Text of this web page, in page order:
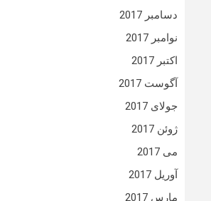
دسامبر 2017
نوامبر 2017
اکتبر 2017
آگوست 2017
جولای 2017
ژوئن 2017
می 2017
آوریل 2017
مارس 2017